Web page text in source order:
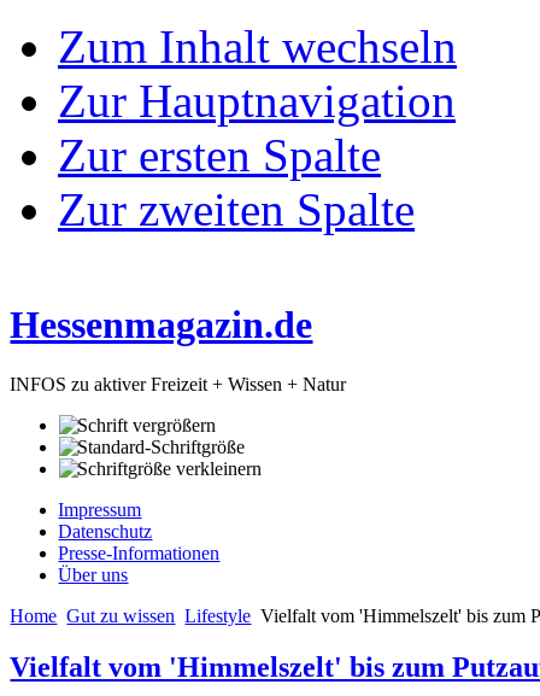
Zum Inhalt wechseln
Zur Hauptnavigation
Zur ersten Spalte
Zur zweiten Spalte
Hessenmagazin.de
INFOS zu aktiver Freizeit + Wissen + Natur
Impressum
Datenschutz
Presse-Informationen
Über uns
Home Gut zu wissen Lifestyle Vielfalt vom 'Himmelszelt' bis zum
Vielfalt vom 'Himmelszelt' bis zum